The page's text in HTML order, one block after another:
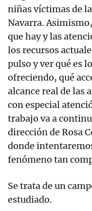
niñas víctimas de
Navarra.
que hay y las
los recursos
pulso y ver qué es
ofreciendo, qué
alcance real de las
con especial
trabajo va a
dirección de Rosa
donde
fenómeno tan
Se trata de un
estudiado.